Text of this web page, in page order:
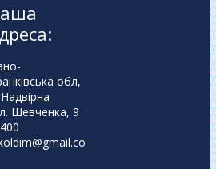
обл,
Шевченка, 9